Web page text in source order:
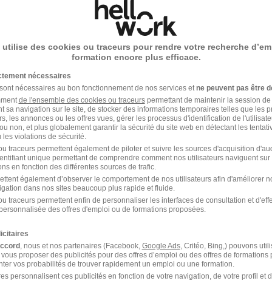
autonomie professionnelle
de sens
professionnel exigeant et bienveillant
son engagement professionnel
reconnu et exigeant
culture de confiance
ambitieuse
recrutement
peuvent varier selon l'offre à laquelle vous postulez.
après sélection de profils via les CV envoyés
physique avec les candidats sélectionnés
de contact
utilise des cookies ou traceurs pour rendre votre recherche
formation encore plus efficace.
nécessaires
nécessaires au bon fonctionnement de nos services et ne peuvent pas être
de l'ensemble des cookies ou traceurspermettant de maintenir la session
sa navigation sur le site, de stocker des informations temporaires telles que les
les annonces ou les offres vues, gérer les processus d'identification de
non, et plus globalement garantir la sécurité du site web en détectant les
violations de sécurité.
traceurs permettent également de piloter et suivre les sources d'acquisition
unique permettant de comprendre comment nos utilisateurs naviguent sur
en fonction des différentes sources de trafic.
également d’observer le comportement de nos utilisateurs afin d'améliorer
dans nos sites beaucoup plus rapide et fluide.
traceurs permettent enfin de personnaliser les interfaces de consultation et
des offres d'emploi ou de formations proposées.
, nous et nos partenaires (Facebook, Google Ads, Critéo, Bing,) pouvons
proposer des publicités pour des offres d’emploi ou des offres de formations
vos probabilités de trouver rapidement un emploi ou une formation.
personnalisent ces publicités en fonction de votre navigation, de votre profil et